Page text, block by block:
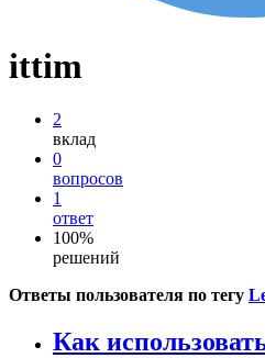
ittim
2
вклад
0
вопросов
1
ответ
100%
решений
Ответы пользователя по тегу
Как